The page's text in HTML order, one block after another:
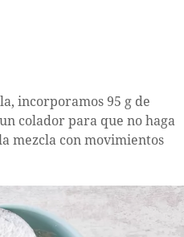
incorporamos 95 g de
colador para que no haga
mezcla con movimientos